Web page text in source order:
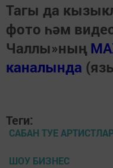
Тагы да
фото һәм
Чаллы»ның
каналында
Теги:
САБАН ТУЕ
ШОУ БИЗНЕС